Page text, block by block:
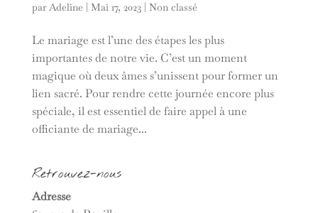
par Adeline Mai 17, 2023| Non classé
Le mariage est l’une des étapes les plus
importantes de notre vie. C’est un moment
magique où deux âmes s’unissent pour former un
lien sacré. Pour rendre cette journée encore plus
spéciale, il est essentiel de faire appel à une
officiante de mariage...
Retrouvez-nous
Adresse